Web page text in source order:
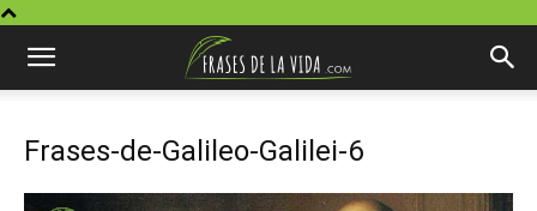
Frases-de-Galileo-Galilei-6